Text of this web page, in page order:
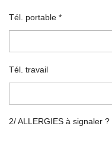
Tél. portable *
Tél. travail
2/ ALLERGIES à signaler ?